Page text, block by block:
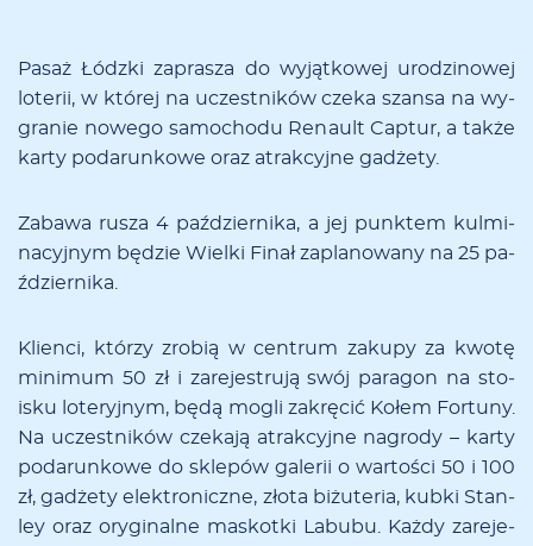
Pa­saż Łódz­ki za­pra­sza do wy­jąt­ko­wej uro­dzi­no­wej
lo­te­rii, w któ­rej na uczest­ni­ków cze­ka szan­sa na wy­
gra­nie no­we­go sa­mo­cho­du Re­nault Cap­tur, a tak­że
kar­ty po­da­run­ko­we oraz atrak­cyj­ne ga­dże­ty.
Za­ba­wa ru­sza 4 pa­ździer­ni­ka, a jej punk­tem kul­mi­
na­cyj­nym bę­dzie Wiel­ki Fi­nał za­pla­no­wa­ny na 25 pa­
ździer­ni­ka.
Klien­ci, któ­rzy zro­bią w cen­trum za­ku­py za kwo­tę
mi­ni­mum 50 zł i za­re­je­stru­ją swój pa­ra­gon na sto­
isku lo­te­ryj­nym, bę­dą mo­gli za­krę­cić Ko­łem For­tu­ny.
Na uczest­ni­ków cze­ka­ją atrak­cyj­ne na­gro­dy – kar­ty
po­da­run­ko­we do skle­pów ga­le­rii o war­to­ści 50 i 100
zł, ga­dże­ty elek­tro­nicz­ne, zło­ta bi­żu­te­ria, kub­ki Stan­
ley oraz ory­gi­nal­ne ma­skot­ki La­bu­bu. Każ­dy za­re­je­